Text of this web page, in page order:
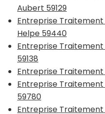
Aubert 59129
Entreprise Traitement
Helpe 59440
Entreprise Traitement
59138
Entreprise Traitement
Entreprise Traitement
59780
Entreprise Traitement